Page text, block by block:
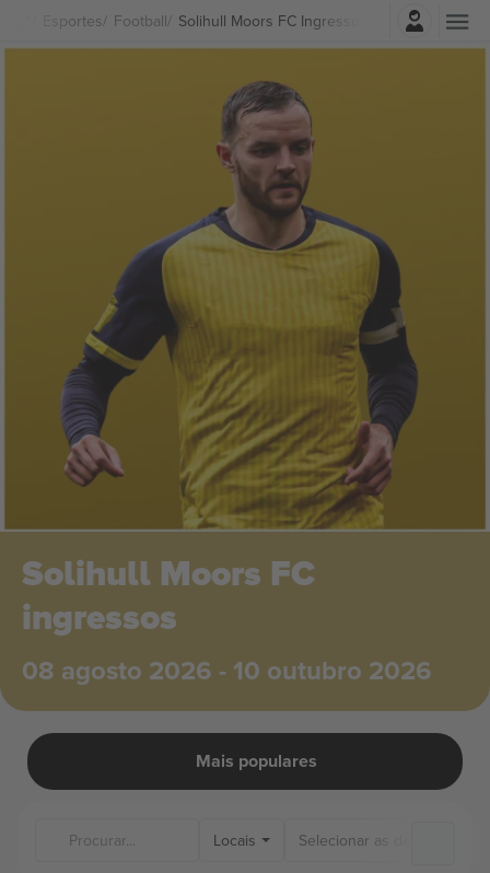
Esportes Football Solihull Moors FC Ingressos
Entrar
Solihull Moors FC
ingressos
08 agosto 2026 - 10 outubro 2026
Mais populares
Locais